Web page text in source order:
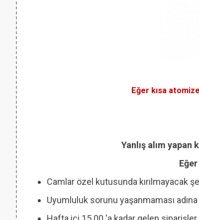
Eğer kısa
Yanlış alım yapan
Camlar özel kutusunda kırılmayacak
Uyumluluk sorunu yaşanmaması